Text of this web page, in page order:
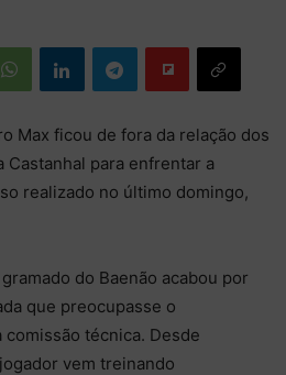
Max ficou de fora da relação dos
Castanhal para enfrentar a
realizado no último domingo,
do Baenão acabou por
que preocupasse o
técnica. Desde
vem treinando